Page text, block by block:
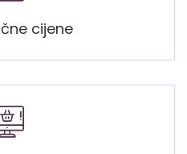
cijene